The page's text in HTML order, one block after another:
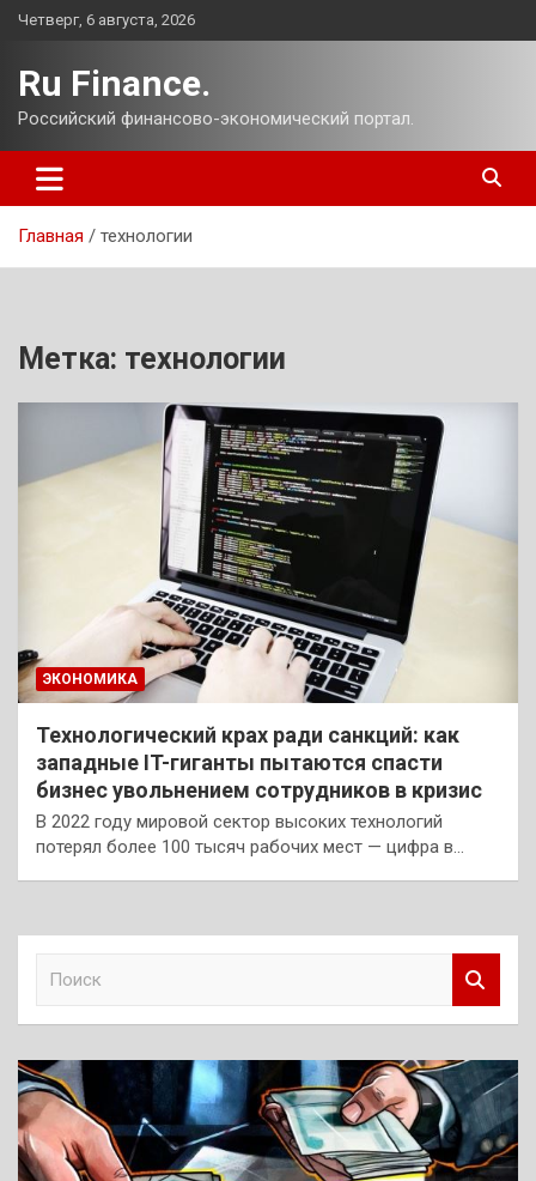
Перейти
Четверг, 6 августа, 2026
Ru Finance.
Российский финансово-экономический портал.
Главная технологии
Метка: технологии
ЭКОНОМИКА
Технологический крах ради санкций: как
западные IT-гиганты пытаются спасти
бизнес увольнением сотрудников в кризис
В 2022 году мировой сектор высоких технологий
потерял более 100 тысяч рабочих мест — цифра в…
к